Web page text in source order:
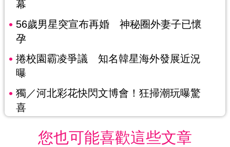
幕
56歲男星突宣布再婚 神秘圈外妻子已懷
孕
捲校園霸凌爭議 知名韓星海外發展近況
曝
獨／河北彩花快閃文博會！狂掃潮玩曝驚
喜
您也可能喜歡這些文章